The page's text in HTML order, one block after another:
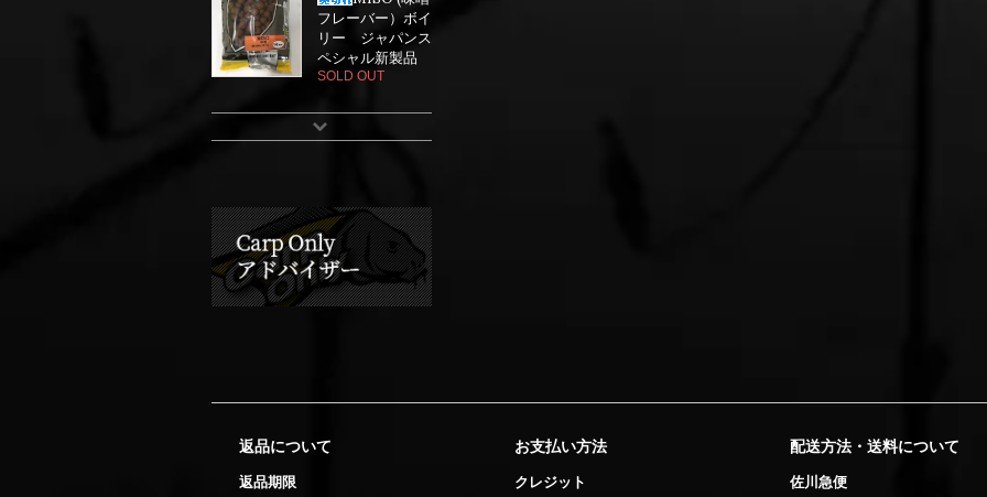
フレーバー）ボイ
リー ジャパンス
ペシャル新製品
SOLD OUT
返品について
返品期限
お支払い方法
クレジット
配送方法・送料について
佐川急便